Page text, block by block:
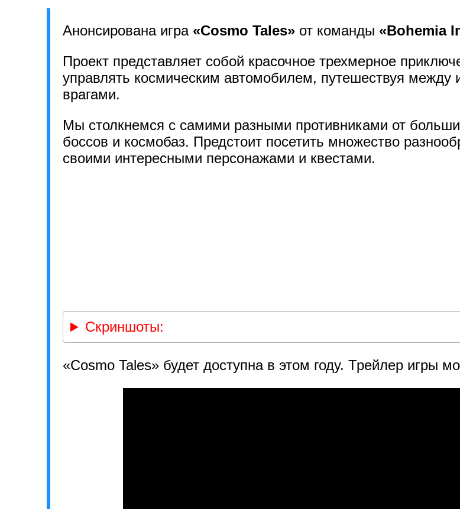
Анонсирована игра «Cosmo Tales» от команды «Bohemia
Проект представляет собой красочное трехмерное
управлять космическим автомобилем, путешествуя между
врагами.
Мы столкнемся с самими разными противниками от
боссов и космобаз. Предстоит посетить множество
своими интересными персонажами и квестами.
Скриншоты:
«Cosmo Tales» будет доступна в этом году. Трейлер игры